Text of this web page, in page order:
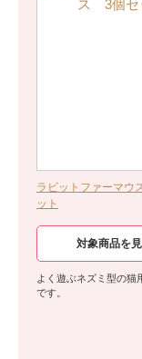
ラビットファーマ
ット
対象商品を
よく遊ぶネズミ型の猫
です。